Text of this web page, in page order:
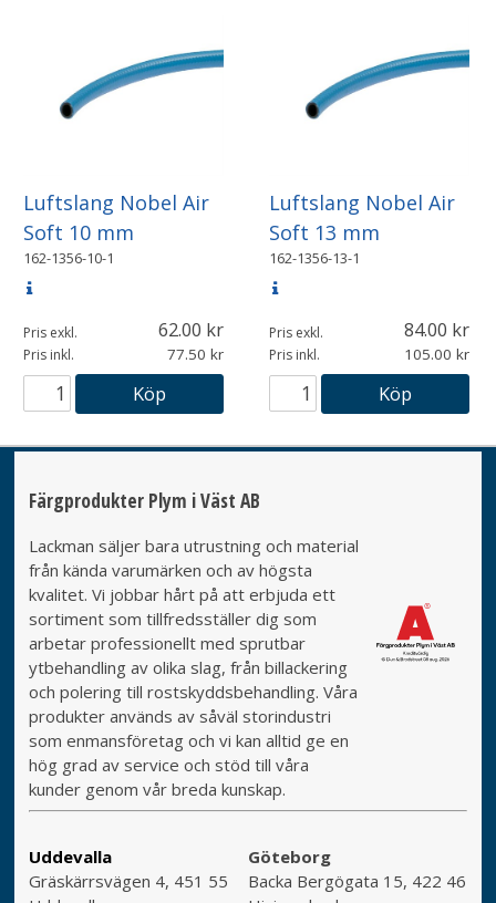
Luftslang Nobel Air
Soft 10 mm
162-1356-10-1
Pris exkl. 62.00
Pris inkl. 77.50
Köp
Luftslang Nobel Air
Soft 13 mm
162-1356-13-1
Pris exkl. 84.00
Pris inkl. 105.00
Köp
Färgprodukter Plym i Väst AB
Lackman säljer bara utrustning och material
från kända varumärken och av högsta
kvalitet. Vi jobbar hårt på att erbjuda ett
sortiment som tillfredsställer dig som
arbetar professionellt med sprutbar
ytbehandling av olika slag, från billackering
och polering till rostskyddsbehandling. Våra
produkter används av såväl storindustri
som enmansföretag och vi kan alltid ge en
hög grad av service och stöd till våra
kunder genom vår breda kunskap.
Uddevalla
Gräskärrsvägen 4, 451 55
Göteborg
Backa Bergögata 15, 422 46